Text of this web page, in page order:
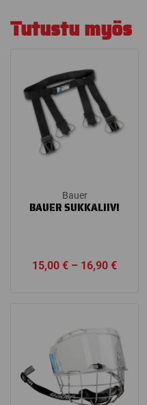
Tutustu myös
Bauer
BAUER SUKKALIIVI
15,00€ – 16,90€Price
16,90 €